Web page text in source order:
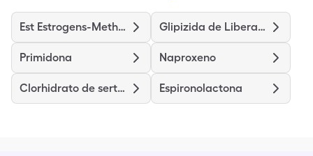
Est Estrogens-Methyltest Hs Glipizida de Liberación Prolongada
Primidona Naproxeno
Clorhidrato de sertralina Espironolactona